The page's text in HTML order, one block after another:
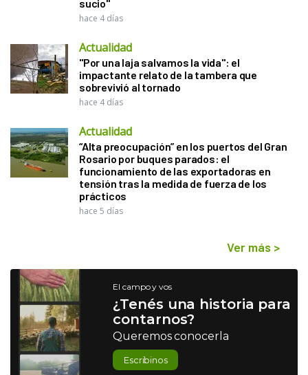
sucio"
hace 4 días
Actualidad
"Por una laja salvamos la vida": el
impactante relato de la tambera que
sobrevivió al tornado
hace 4 días
Actualidad
“Alta preocupación” en los puertos del Gran
Rosario por buques parados: el
funcionamiento de las exportadoras en
tensión tras la medida de fuerza de los
prácticos
hace 5 días
Ver más >
El campo y vos
¿Tenés una historia para
contarnos?
Queremos conocerla
Escribinos